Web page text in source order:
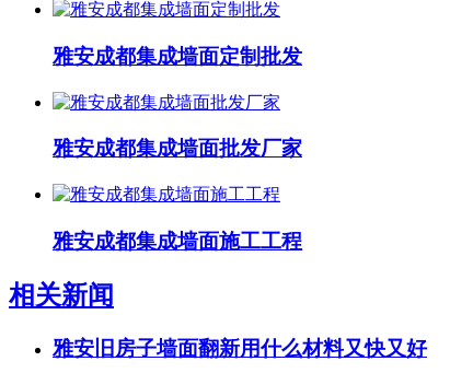
雅安成都集成墙面定制批发
雅安成都集成墙面批发厂家
雅安成都集成墙面施工工程
相关新闻
雅安旧房子墙面翻新用什么材料又快又好